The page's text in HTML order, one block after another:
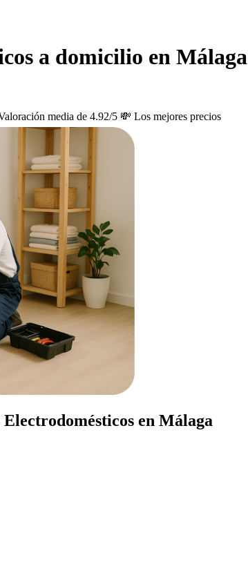
a domicilio en Málaga
media de 4.92/5 💸 Los mejores precios
en Málaga